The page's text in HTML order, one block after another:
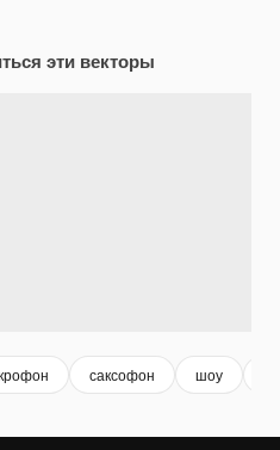
эти векторы
саксофон шоу